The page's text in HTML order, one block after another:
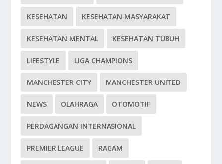
KESEHATAN KESEHATAN MASYARAKAT
KESEHATAN MENTAL KESEHATAN TUBUH
LIFESTYLE LIGA CHAMPIONS
MANCHESTER CITY MANCHESTER UNITED
NEWS OLAHRAGA OTOMOTIF
PERDAGANGAN INTERNASIONAL
PREMIER LEAGUE RAGAM